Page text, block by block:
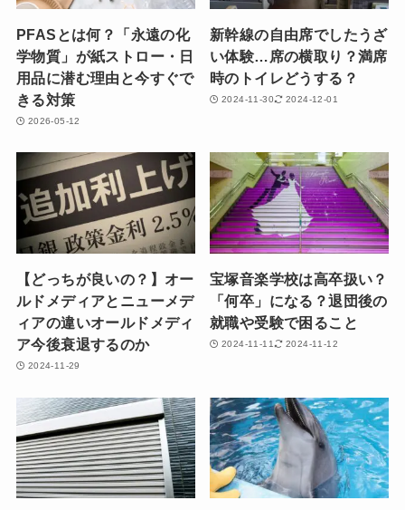
PFASとは何？「永遠の化
学物質」が紙ストロー・日
用品に潜む理由と今すぐで
きる対策
2026-05-12
新幹線の自由席でしたうざ
い体験…席の横取り？満席
時のトイレどうする？
2024-11-30 2024-12-01
【どっちが良いの？】オー
ルドメディアとニューメデ
ィアの違いオールドメディ
ア今後衰退するのか
2024-11-29
宝塚音楽学校は高卒扱い？
「何卒」になる？退団後の
就職や受験で困ること
2024-11-11 2024-11-12